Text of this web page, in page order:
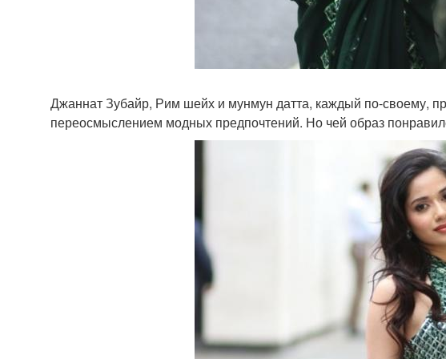
Джаннат Зубайр, Рим шейх и мунмун датта, каждый по-своему,
переосмыслением модных предпочтений. Но чей образ